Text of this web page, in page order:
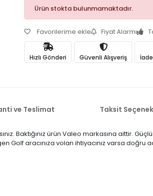
Ürün stokta bulunmamaktadır.
Favorilerime ekle Fiyat Alarmı
Hızlı Gönderi Güvenli Alışveriş
ve Teslimat Taksit
Baktığınız ürün Valeo markasına aittir.
Golf aracınıza volan ihtiyacınız varsa doğru